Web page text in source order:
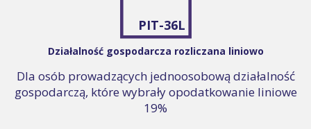
PIT-36L
Działalność gospodarcza rozliczana liniowo
Dla osób prowadzących jednoosobową działalność
gospodarczą, które wybrały opodatkowanie liniowe
19%